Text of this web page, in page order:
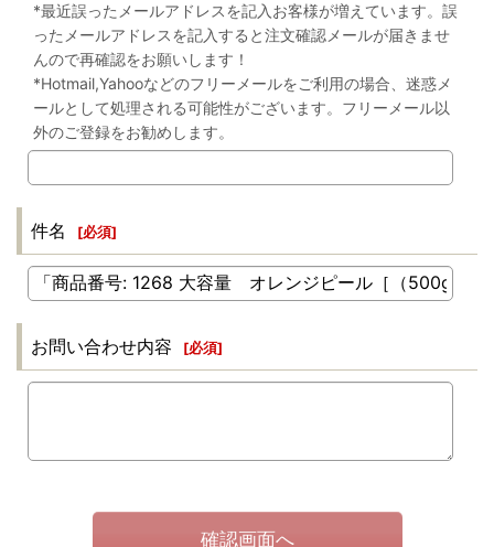
*最近誤ったメールアドレスを記入お客様が増えています。誤
ったメールアドレスを記入すると注文確認メールが届きませ
んので再確認をお願いします！
*Hotmail,Yahooなどのフリーメールをご利用の場合、迷惑メ
ールとして処理される可能性がございます。フリーメール以
外のご登録をお勧めします。
件名 [必須]
お問い合わせ内容 [必須]
確認画面へ